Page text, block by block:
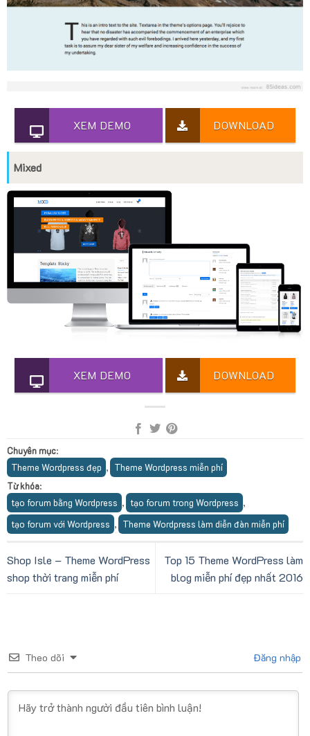
XEM DEMO DOWNLOAD
Mixed
XEM DEMO DOWNLOAD
Chuyên mục:
Theme Wordpress đẹp , Theme Wordpress miễn phí
Từ khóa:
tạo forum bằng Wordpress , tạo forum trong Wordpress ,
tạo forum với Wordpress , Theme Wordpress làm diễn đàn miễn phí
Shop Isle – Theme WordPress
shop thời trang miễn phí
Top 15 Theme WordPress làm
blog miễn phí đẹp nhất 2016
Theo dõi Đăng nhập